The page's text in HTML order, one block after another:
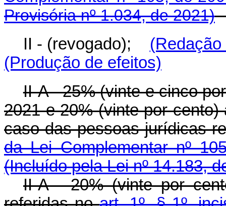
Provisória nº 1.034, de 2021)
II - (revogado); (Redação
(Produção de efeitos)
II-A - 25% (vinte e cinco
2021 e 20% (vinte por
caso das pessoas jurídicas
da Lei Complementar nº
(Incluído pela Lei nº 14.183,
II-A - 20% (vinte por